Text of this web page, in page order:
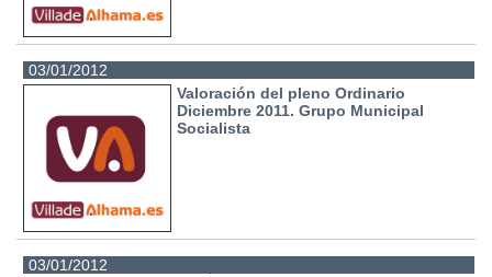
03/01/2012
Valoración del pleno Ordinario
Diciembre 2011. Grupo Municipal
Socialista
03/01/2012